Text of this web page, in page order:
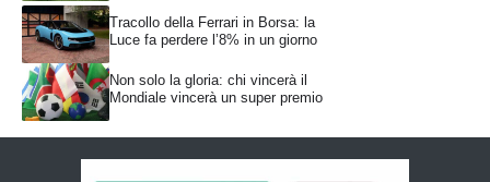
Tracollo della Ferrari in Borsa: la
Luce fa perdere l’8% in un giorno
Non solo la gloria: chi vincerà il
Mondiale vincerà un super premio